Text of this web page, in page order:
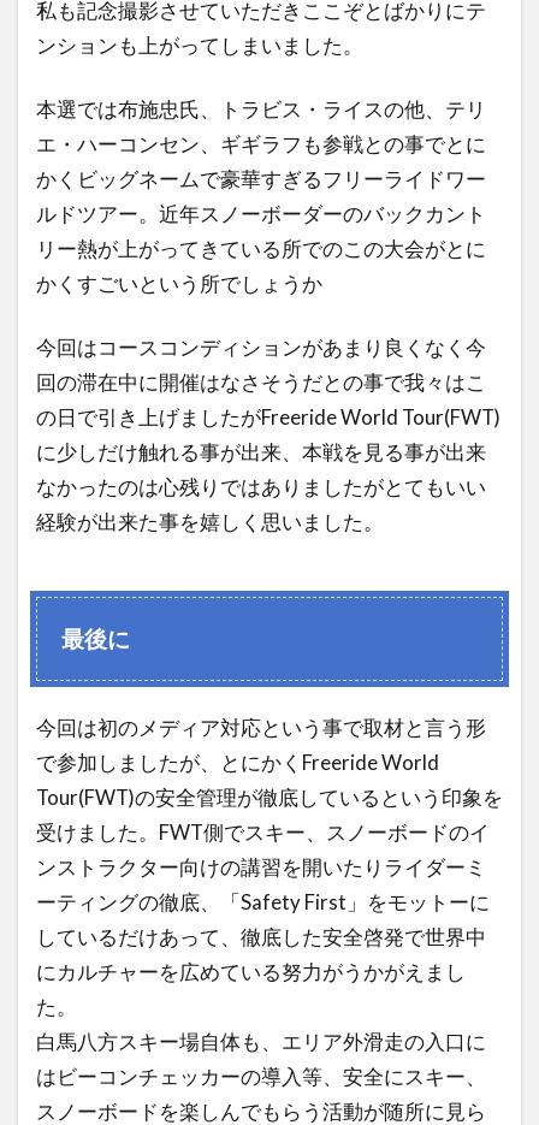
私も記念撮影させていただきここぞとばかりにテ
ンションも上がってしまいました。
本選では布施忠氏、トラビス・ライスの他、テリ
エ・ハーコンセン、ギギラフも参戦との事でとに
かくビッグネームで豪華すぎるフリーライドワー
ルドツアー。近年スノーボーダーのバックカント
リー熱が上がってきている所でのこの大会がとに
かくすごいという所でしょうか
今回はコースコンディションがあまり良くなく今
回の滞在中に開催はなさそうだとの事で我々はこ
の日で引き上げましたがFreeride World Tour(FWT)
に少しだけ触れる事が出来、本戦を見る事が出来
なかったのは心残りではありましたがとてもいい
経験が出来た事を嬉しく思いました。
最後に
今回は初のメディア対応という事で取材と言う形
で参加しましたが、とにかくFreeride World
Tour(FWT)の安全管理が徹底しているという印象を
受けました。FWT側でスキー、スノーボードのイ
ンストラクター向けの講習を開いたりライダーミ
ーティングの徹底、「Safety First」をモットーに
しているだけあって、徹底した安全啓発で世界中
にカルチャーを広めている努力がうかがえまし
た。
白馬八方スキー場自体も、エリア外滑走の入口に
はビーコンチェッカーの導入等、安全にスキー、
スノーボードを楽しんでもらう活動が随所に見ら